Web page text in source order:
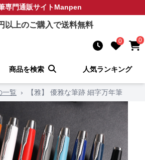
専門通販サイトManpen
以上のご購入で送料無料
0 0
商品を検索 人気ランキング
一覧 › 【雅】 優雅な筆跡 細字万年筆